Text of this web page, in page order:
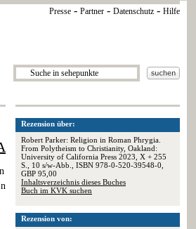
Presse - Partner - Datenschutz - Hilfe
Rezension über:
Robert Parker: Religion in Roman Phrygia.
From Polytheism to Christianity, Oakland:
University of California Press 2023, X + 255
S., 10 s/w-Abb., ISBN 978-0-520-39548-0,
GBP 95,00
Inhaltsverzeichnis dieses Buches
Buch im KVK suchen
Rezension von: